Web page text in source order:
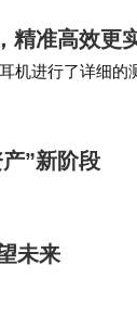
精准高效更
机进行了详细的
耳机与手机连接
”新阶段
未来